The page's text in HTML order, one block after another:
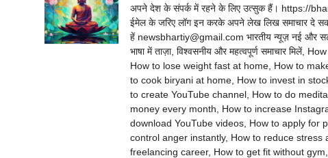
अपने देश के संपर्क में रहने के लिए उत्सुक हैं। https://
ईमेल के जरिए लॉग इन करके अपने लेख लिख समाचार दे
हें newsbhartiy@gmail.com भारतीय न्यूज़ नई और
भाषा में ताज़ा, विश्वसनीय और महत्वपूर्ण समाचार
How to lose weight fast at home, How to
to cook biryani at home, How to invest in
to create YouTube channel, How to do
money every month, How to increase
download YouTube videos, How to apply for
control anger instantly, How to reduce
freelancing career, How to get fit without